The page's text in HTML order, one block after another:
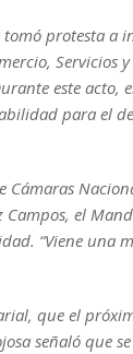
protesta a
Servicios
este
para el
Campos, el
“Viene una
que el
señaló que